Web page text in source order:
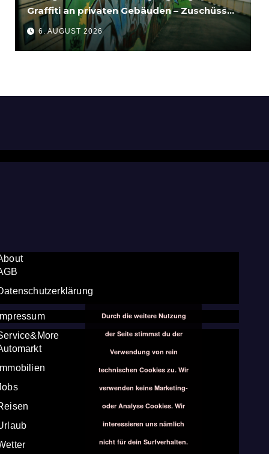
Graffiti an privaten Gebäuden – Zuschüsse
bis 3.500 Euro
6. AUGUST 2026
Durch die weitere Nutzung
der Seite stimmst du der
Verwendung von rein
technischen Cookies zu. Wir
verwenden keine Marketing-
oder Analyse Cookies. Wir
interessieren uns nämlich
nicht für dein Surfverhalten.